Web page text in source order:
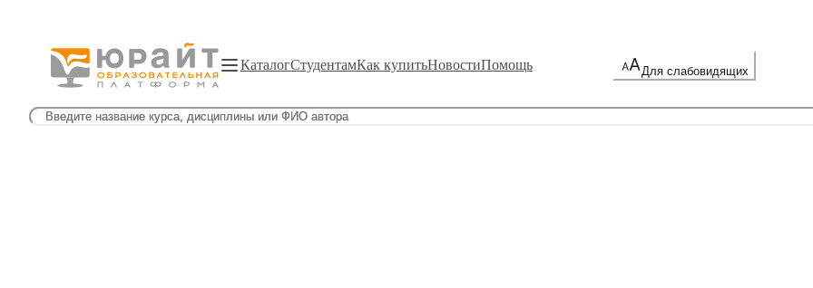
КаталогСтудентамКак купитьНовостиПомощь Для слабовидящих